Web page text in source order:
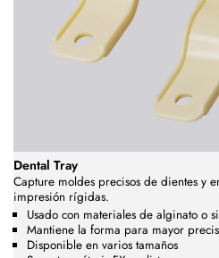
Dental Tray
Capture moldes precisos de dientes y
impresión rígidas.
Usado con materiales de alginato o
Mantiene la forma para mayor
Disponible en varios tamaños